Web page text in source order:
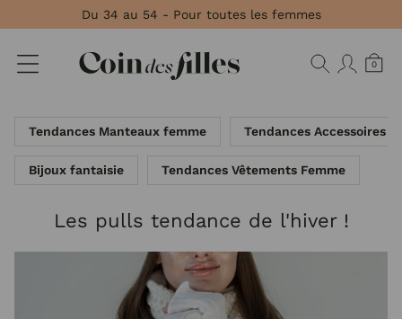
Du 34 au 54 - Pour toutes les femmes
0
Tendances Manteaux femme Tendances Accessoires
Bijoux fantaisie Tendances Vêtements Femme
Les pulls tendance de l'hiver !
Panneau de gestion des cookies